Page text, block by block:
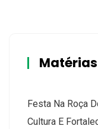
Festa Na Roça
Cultura E